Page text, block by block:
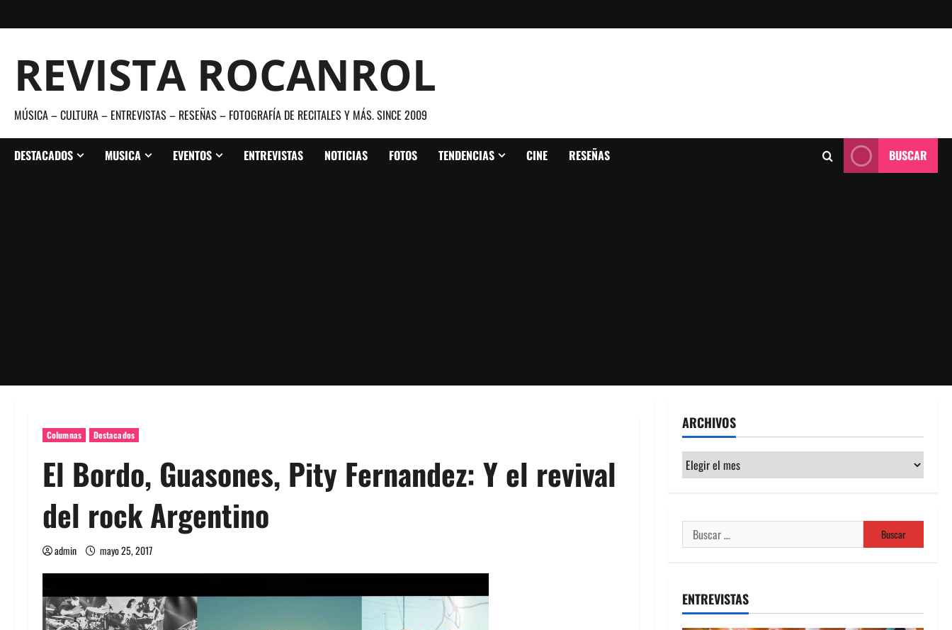
al
REVISTA ROCANROL
MÚSICA – CULTURA – ENTREVISTAS – RESEÑAS – FOTOGRAFÍA DE RECITALES Y MÁS. SINCE 2009
DESTACADOS MUSICA EVENTOS ENTREVISTAS NOTICIAS FOTOS TENDENCIAS CINE RESEÑAS BUSCAR
Columnas Destacados
El Bordo, Guasones, Pity Fernandez: Y el revival
del rock Argentino
admin mayo 25, 2017
ARCHIVOS
Archivos
Buscar:
ENTREVISTAS